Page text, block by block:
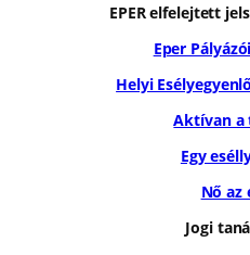
EPER elfelejtett
Eper
Helyi
Aktívan a
Egy
Nő az
Jogi